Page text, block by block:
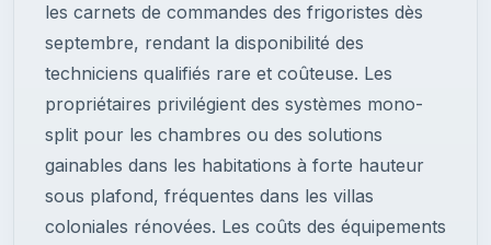
les carnets de commandes des frigoristes dès
septembre, rendant la disponibilité des
techniciens qualifiés rare et coûteuse. Les
propriétaires privilégient des systèmes mono-
split pour les chambres ou des solutions
gainables dans les habitations à forte hauteur
sous plafond, fréquentes dans les villas
coloniales rénovées. Les coûts des équipements